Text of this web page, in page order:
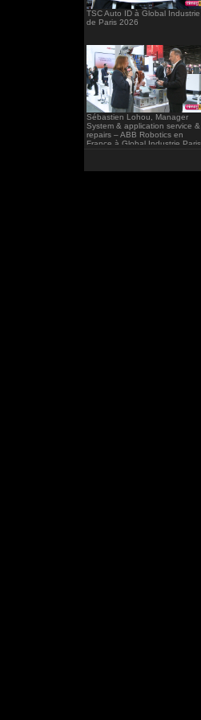
TSC Auto ID à Global Industrie
de Paris 2026
Sébastien Lohou, Manager
System & application service &
repairs – ABB Robotics en
France à Global Industrie Paris